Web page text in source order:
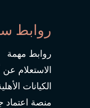
روابط
روابط مهمة
الاستعلام
الكيانات
منصة اعتماد